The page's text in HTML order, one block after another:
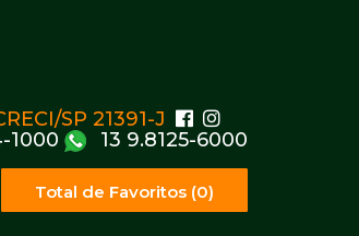
SP 21391-J
1000
13 9.8125-6000
Total de Favoritos (0)